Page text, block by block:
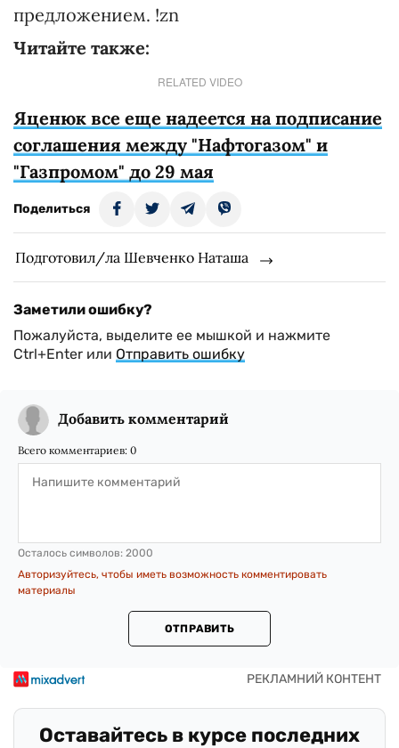
предложением. !zn
Читайте также:
RELATED VIDEO
Яценюк все еще надеется на подписание
соглашения между "Нафтогазом" и
"Газпромом" до 29 мая
Поделиться
Подготовил/ла Шевченко Наташа
Заметили ошибку?
Пожалуйста, выделите ее мышкой и нажмите
Ctrl+Enter или Отправить ошибку
Добавить комментарий
Всего комментариев: 0
Осталось символов: 2000
Авторизуйтесь, чтобы иметь возможность комментировать
материалы
ОТПРАВИТЬ
Оставайтесь в курсе последних